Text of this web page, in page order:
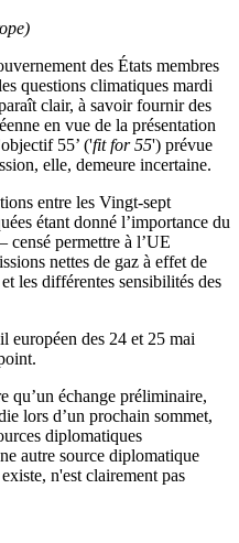
des États membres
questions climatiques mardi
clair, à savoir fournir des
en vue de la présentation
55’ ('fit for 55') prévue
elle, demeure incertaine.
entre les Vingt-sept
étant donné l’importance du
censé permettre à l’UE
nettes de gaz à effet de
les différentes sensibilités des
européen des 24 et 25 mai
qu’un échange préliminaire,
lors d’un prochain sommet,
diplomatiques
autre source diplomatique
n'est clairement pas